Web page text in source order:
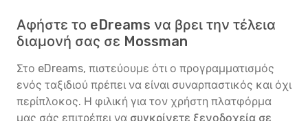
Αφήστε το eDreams να βρει την τέλεια
διαμονή σας σε Mossman
Στο eDreams, πιστεύουμε ότι ο προγραμματισμός
ενός ταξιδιού πρέπει να είναι συναρπαστικός και όχι
περίπλοκος. Η φιλική για τον χρήστη πλατφόρμα
μας σάς επιτρέπει να συγκρίνετε ξενοδοχεία σε